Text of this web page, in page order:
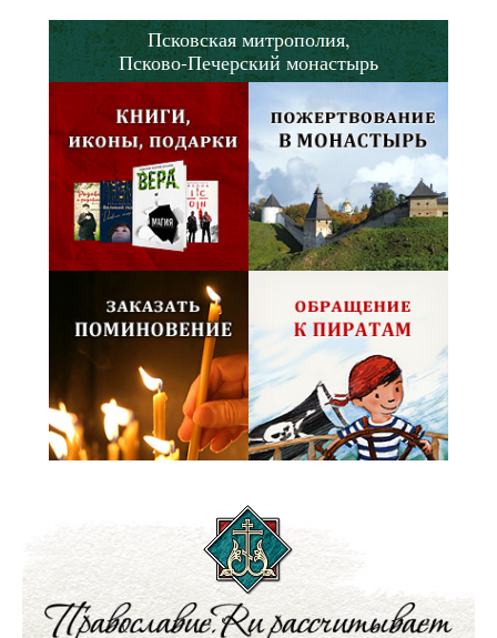
Псковская митрополия,
Псково-Печерский монастырь